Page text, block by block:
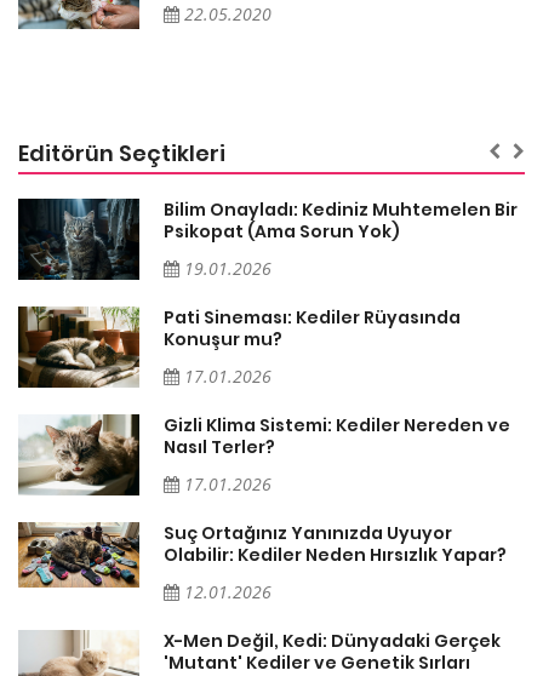
22.05.2020
Editörün Seçtikleri
Bilim Onayladı: Kediniz Muhtemelen Bir
Psikopat (Ama Sorun Yok)
19.01.2026
Pati Sineması: Kediler Rüyasında
Konuşur mu?
17.01.2026
Gizli Klima Sistemi: Kediler Nereden ve
Nasıl Terler?
17.01.2026
Suç Ortağınız Yanınızda Uyuyor
Olabilir: Kediler Neden Hırsızlık Yapar?
12.01.2026
X-Men Değil, Kedi: Dünyadaki Gerçek
'Mutant' Kediler ve Genetik Sırları